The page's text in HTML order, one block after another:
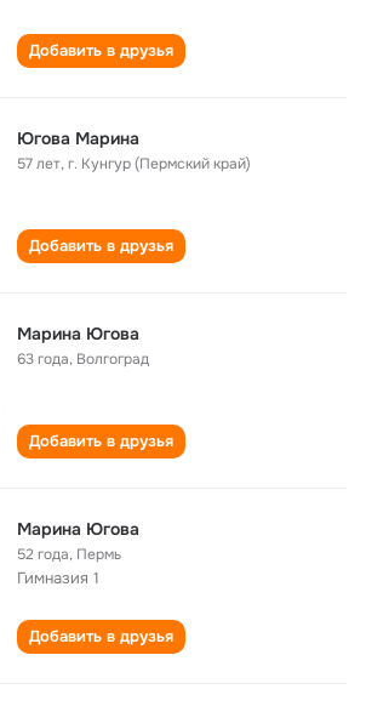
Добавить в друзья
Югова Марина
57 лет,г. Кунгур (Пермский край)
Добавить в друзья
Марина Югова
63 года, Волгоград
Добавить в друзья
Марина Югова
52 года, Пермь
Гимназия 1
Добавить в друзья